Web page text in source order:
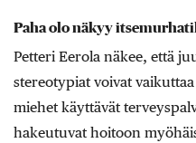
Paha olo näkyy
Petteri Eerola näkee, että
stereotypiat voivat
miehet käyttävät
hakeutuvat hoitoon